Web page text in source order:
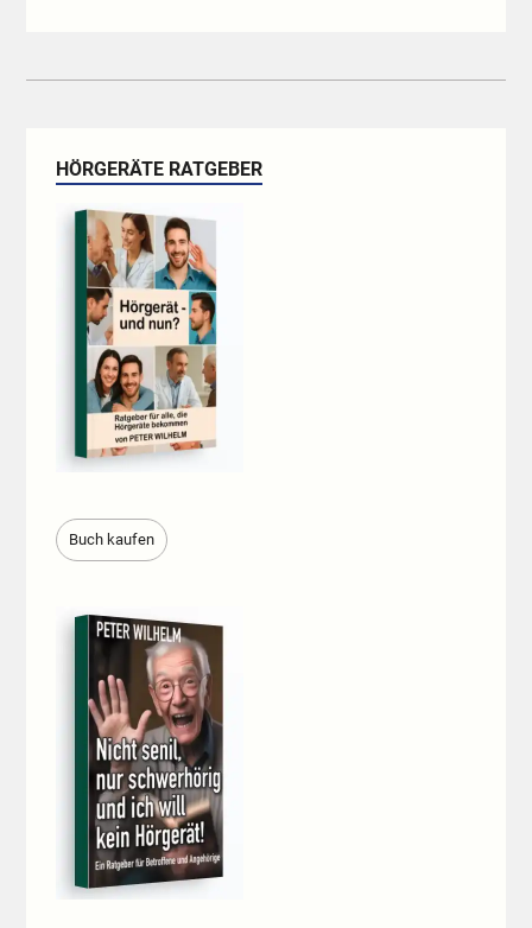
HÖRGERÄTE RATGEBER
Buch kaufen